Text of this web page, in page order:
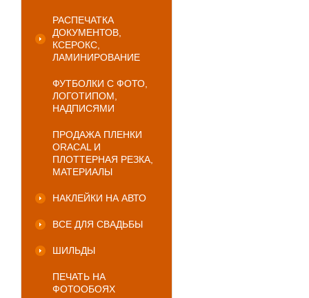
РАСПЕЧАТКА
ДОКУМЕНТОВ,
КСЕРОКС,
ЛАМИНИРОВАНИЕ
ФУТБОЛКИ С ФОТО,
ЛОГОТИПОМ,
НАДПИСЯМИ
ПРОДАЖА ПЛЕНКИ
ORACAL И
ПЛОТТЕРНАЯ РЕЗКА,
МАТЕРИАЛЫ
НАКЛЕЙКИ НА АВТО
ВСЕ ДЛЯ СВАДЬБЫ
ШИЛЬДЫ
ПЕЧАТЬ НА
ФОТООБОЯХ